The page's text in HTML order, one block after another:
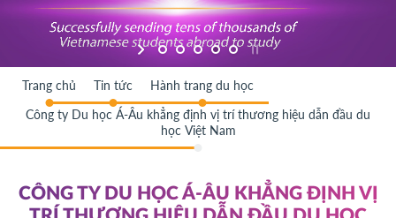
Trang chủ Tin tức Hành trang du học
Công ty Du học Á-Âu khẳng định vị trí thương hiệu dẫn đầu du
học Việt Nam
CÔNG TY DU HỌC Á-ÂU KHẲNG ĐỊNH VỊ